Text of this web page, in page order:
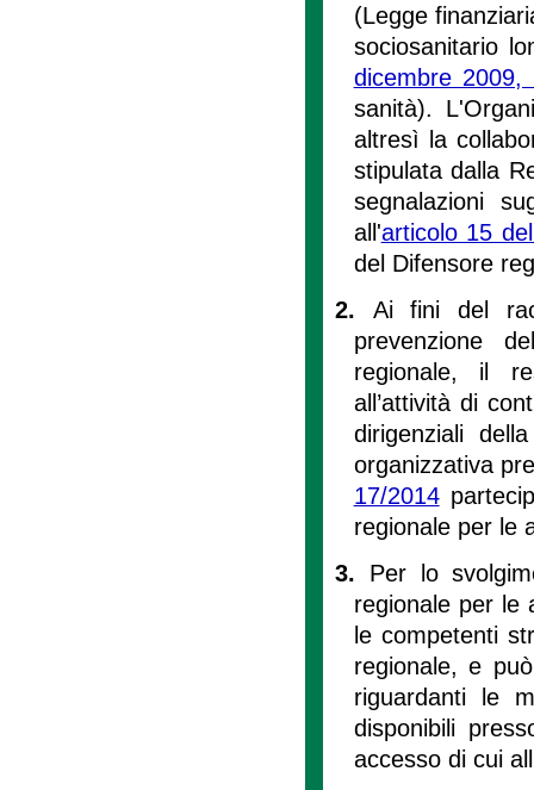
(Legge
sociosanitario
dicembre 2009,
sanità).
altresì la
stipulata dalla
segnalazioni
all'articolo 15
del Difensore
2. Ai fini del
prevenzione
regionale, il
all’attività di
dirigenziali
organizzativa
17/2014
regionale per le
3. Per lo
regionale per le
le competenti
regionale, e
riguardanti le
disponibili
accesso di cui